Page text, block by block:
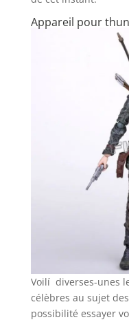
Appareil pour
Voilí diverses-unes
célèbres au sujet
possibilité essayer